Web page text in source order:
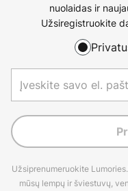
nuolaidas ir
Užsiregistruokite
Užsiprenumeruokite
mūsų lempų ir šviestuvų,